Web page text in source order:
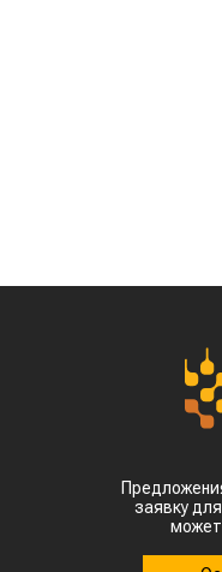
За первые пять
Казахстана
на мировом
отметке в $35 млн.
страны мира.
остается Турция,
пять раз и
Главной
полностью
текущего года
тонн